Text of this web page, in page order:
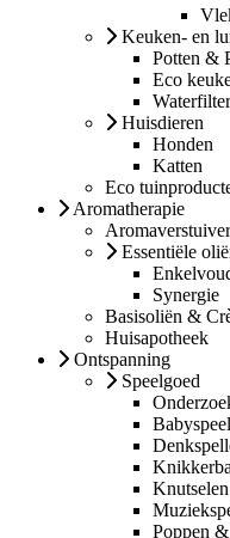
Keuken- en
Potten &
Eco
Huisdieren
Honden
Katten
Eco
Aromatherapie
Essentiële
Synergie
Basisoliën &
Huisapotheek
Ontspanning
Speelgoed
Poppen